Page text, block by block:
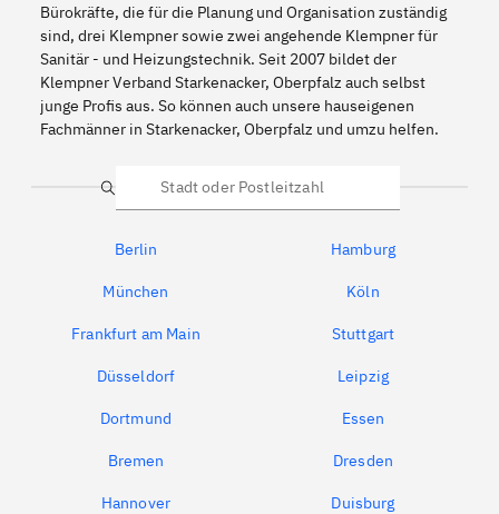
Bürokräfte, die für die Planung und Organisation zuständig
sind, drei Klempner sowie zwei angehende Klempner für
Sanitär - und Heizungstechnik. Seit 2007 bildet der
Klempner Verband Starkenacker, Oberpfalz auch selbst
junge Profis aus. So können auch unsere hauseigenen
Fachmänner in Starkenacker, Oberpfalz und umzu helfen.
Suche
Berlin Hamburg
München Köln
Frankfurt am Main Stuttgart
Düsseldorf Leipzig
Dortmund Essen
Bremen Dresden
Hannover Duisburg